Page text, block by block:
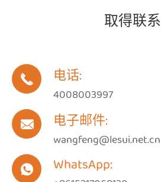
取得联系
 电话:
4008003997
 电子邮件:
wangfeng@lesui.net.cn
 WhatsApp: